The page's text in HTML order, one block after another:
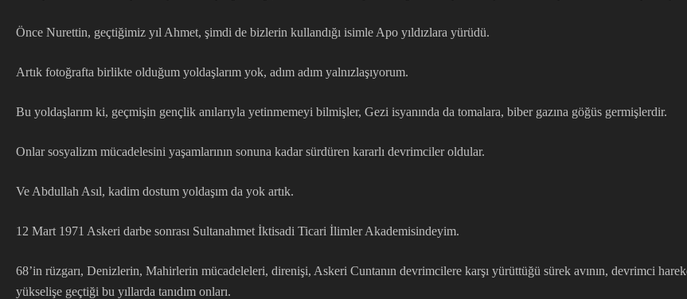
Önce Nurettin, geçtiğimiz yıl Ahmet, şimdi de bizlerin kullandığı isimle Apo yıldızlara yürüdü.
Artık fotoğrafta birlikte olduğum yoldaşlarım yok, adım adım yalnızlaşıyorum.
Bu yoldaşlarım ki, geçmişin gençlik anılarıyla yetinmemeyi bilmişler, Gezi isyanında da tomalara, biber gazına göğüs germişlerdir.
Onlar sosyalizm mücadelesini yaşamlarının sonuna kadar sürdüren kararlı devrimciler oldular.
Ve Abdullah Asıl, kadim dostum yoldaşım da yok artık.
12 Mart 1971 Askeri darbe sonrası Sultanahmet İktisadi Ticari İlimler Akademisindeyim.
68’in rüzgarı, Denizlerin, Mahirlerin mücadeleleri, direnişi, Askeri Cuntanın devrimcilere karşı yürüttüğü sürek avının, devrimci
yükselişe geçtiği bu yıllarda tanıdım onları.